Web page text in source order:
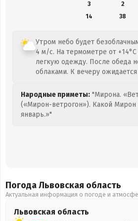
3
2
14
38
Утром небо будет
4 м/с. На термометре от +14°C
легкую одежду. После обеда
облаками. К вечеру
Народные приметы: "Мирона.
(«Мирон-ветрогон»). Какой Мирон
январь.»"
Погода Львовская область
Актуальная информация о погоде и
Львовская область